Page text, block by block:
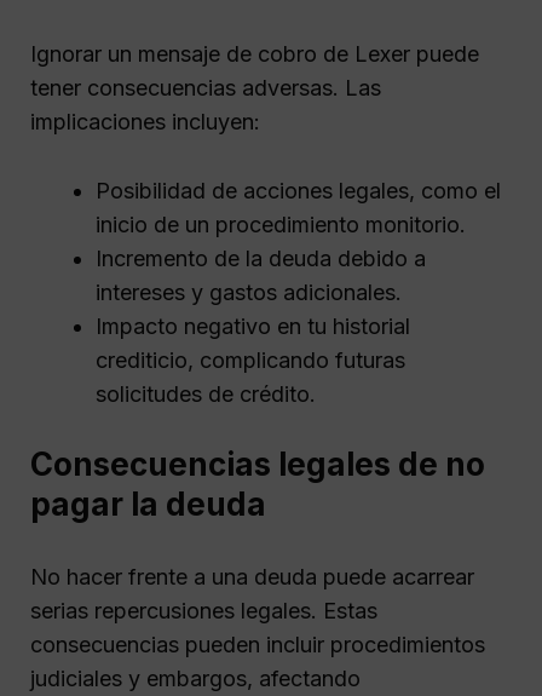
Ignorar un mensaje de cobro de Lexer puede
tener consecuencias adversas. Las
implicaciones incluyen:
Posibilidad de acciones legales, como el
inicio de un procedimiento monitorio.
Incremento de la deuda debido a
intereses y gastos adicionales.
Impacto negativo en tu historial
crediticio, complicando futuras
solicitudes de crédito.
Consecuencias legales de no
pagar la deuda
No hacer frente a una deuda puede acarrear
serias repercusiones legales. Estas
consecuencias pueden incluir procedimientos
judiciales y embargos, afectando